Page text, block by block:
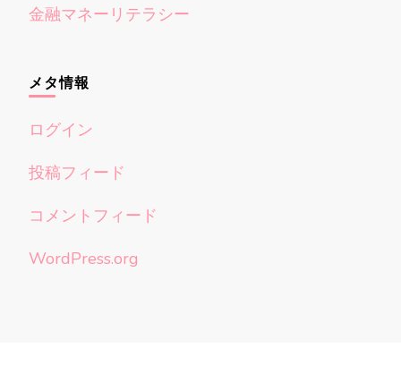
金融マネーリテラシー
メタ情報
ログイン
投稿フィード
コメントフィード
WordPress.org